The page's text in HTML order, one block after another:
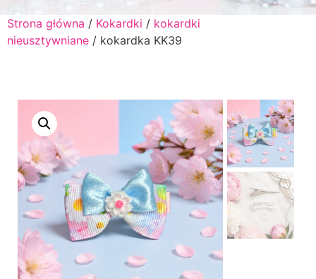
Strona główna / Kokardki / kokardki
nieusztywniane / kokardka KK39